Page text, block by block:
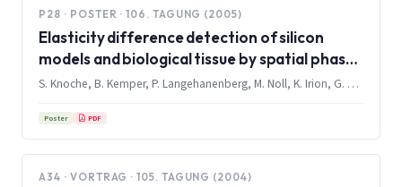
P28 · POSTER · 106. TAGUNG (2005)
Elasticity difference detection of silicon
models and biological tissue by spatial phase
shifting endoscopic Electronic-Speckle-
S. Knoche, B. Kemper, P. Langehanenberg, M. Noll, K. Irion, G. von Bally
Poster PDF
A34 · VORTRAG · 105. TAGUNG (2004)